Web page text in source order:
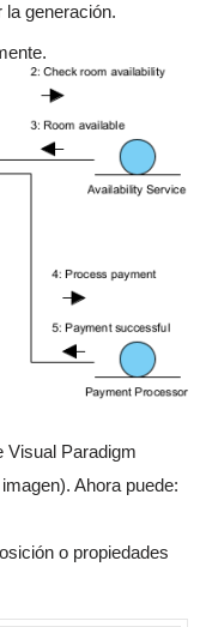
la generación.
Visual Paradigm
Ahora puede:
o propiedades